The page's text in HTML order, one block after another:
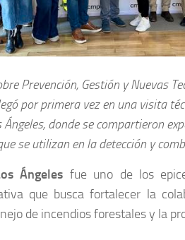
Prevención, Gestión y Nuevas
por primera vez en una visita
Ángeles, donde se compartieron
se utilizan en la detección y
Ángeles fue uno de los
que busca fortalecer la
de incendios forestales y la